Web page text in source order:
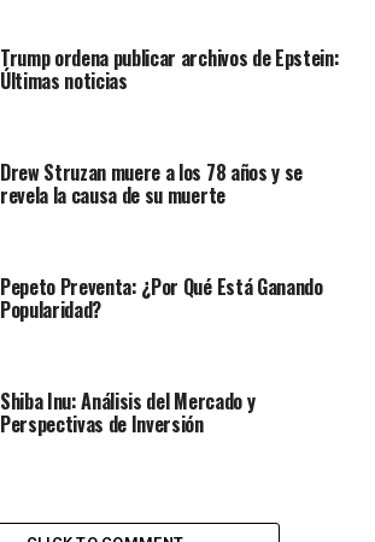
Trump ordena publicar archivos de Epstein:
Últimas noticias
Drew Struzan muere a los 78 años y se
revela la causa de su muerte
Pepeto Preventa: ¿Por Qué Está Ganando
Popularidad?
Shiba Inu: Análisis del Mercado y
Perspectivas de Inversión